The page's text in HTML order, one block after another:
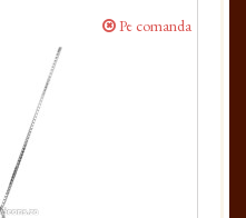
Pe comanda